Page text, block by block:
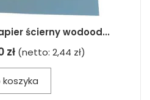
ścierny wodood...
zł (netto: 2,44 zł)
koszyka